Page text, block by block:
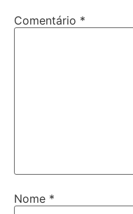
Comentário *
Nome *